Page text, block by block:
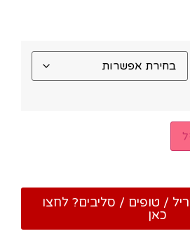
/ טופים / סליבים? לחצו
כאן